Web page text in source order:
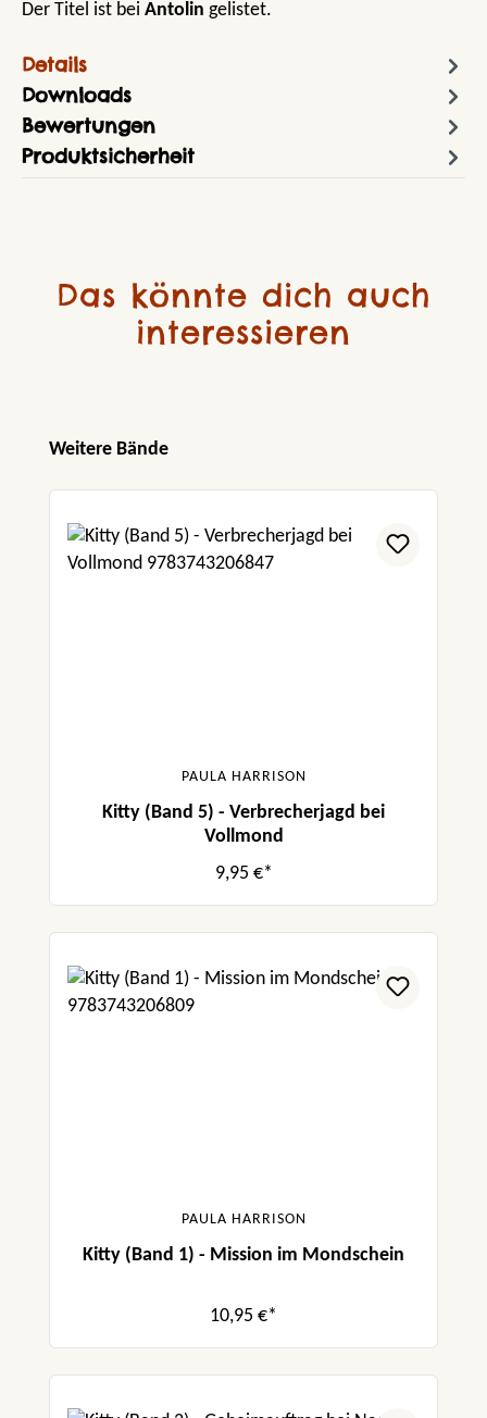
Der Titel ist bei Antolin gelistet.
Details
Downloads
Bewertungen
Produktsicherheit
Das könnte dich auch
interessieren
Produktgalerie überspringen
Weitere Bände
PAULA HARRISON
Kitty (Band 5) - Verbrecherjagd bei
Vollmond
9,95 €*
PAULA HARRISON
Kitty (Band 1) - Mission im Mondschein
10,95 €*